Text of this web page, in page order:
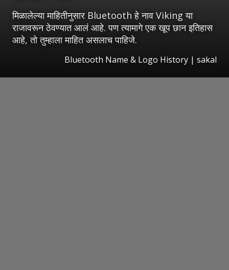
मिळालेल्या माहितीनुसार Bluetooth हे नाव Viking या
राजावरून ठेवण्यात आलं आहे. पण त्यामागे एक खूप छान इतिहास
आहे, तो तुम्हाला माहित असलाच पाहिजे.
Bluetooth Name & Logo History | sakal